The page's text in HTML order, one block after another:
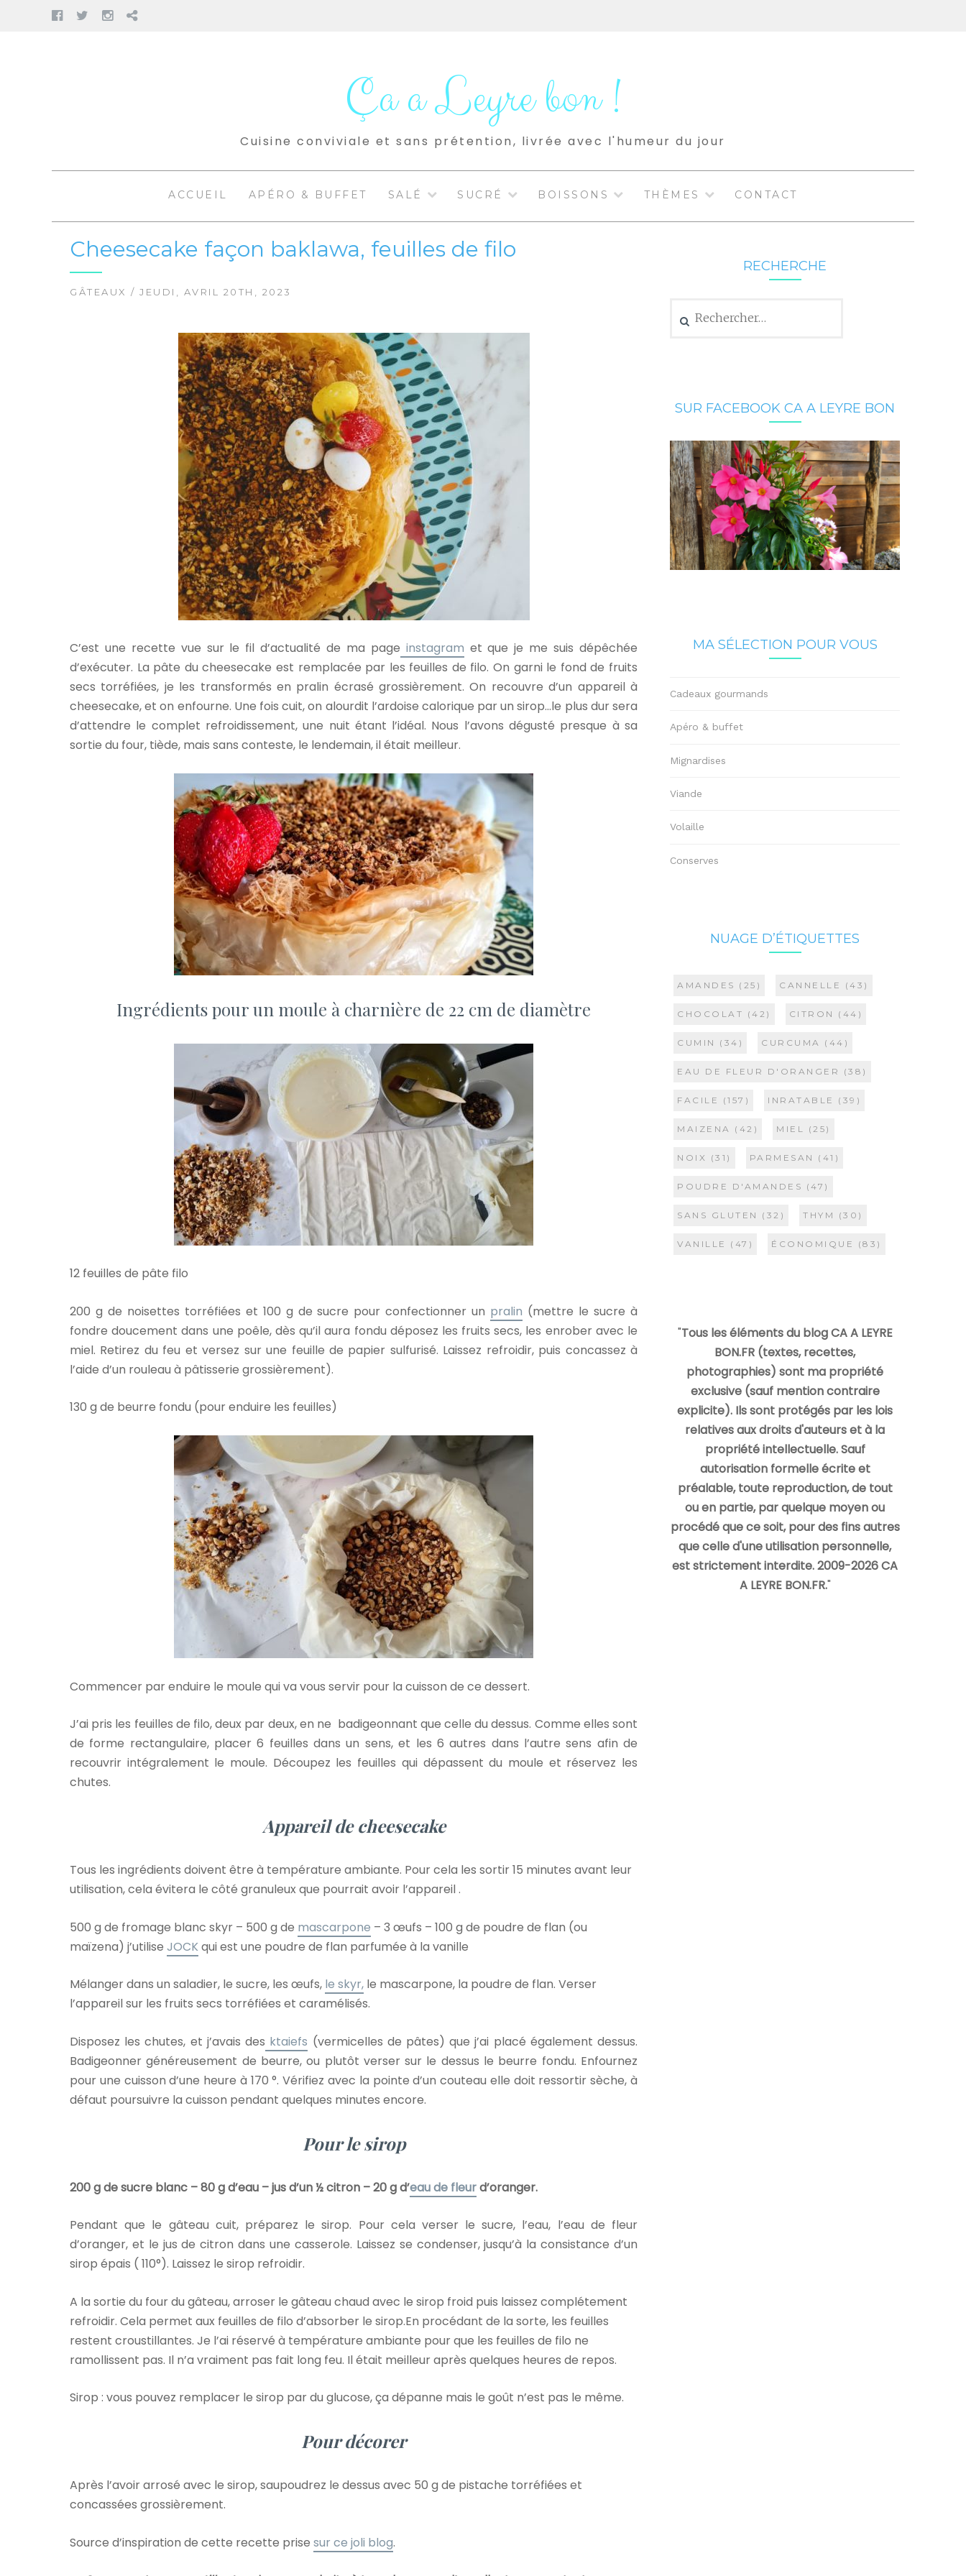
FacebookTwitter
Instagram
Pinterest
Ça a Leyre bon !
Cuisine conviviale et sans prétention, livrée avec l'humeur du jour
ACCUEIL APÉRO & BUFFET SALÉ SUCRÉ BOISSONS THÈMES CONTACT
Cheesecake façon baklawa, feuilles de filo
GÂTEAUX / JEUDI, AVRIL 20TH, 2023
C’est une recette vue sur le fil d’actualité de ma page instagram et que je me suis dépêchée
d’exécuter. La pâte du cheesecake est remplacée par les feuilles de filo. On garni le fond de fruits
secs torréfiées, je les transformés en pralin écrasé grossièrement. On recouvre d’un appareil à
cheesecake, et on enfourne. Une fois cuit, on alourdit l’ardoise calorique par un sirop…le plus dur sera
d’attendre le complet refroidissement, une nuit étant l’idéal. Nous l’avons dégusté presque à sa
sortie du four, tiède, mais sans conteste, le lendemain, il était meilleur.
Ingrédients pour un moule à charnière de 22 cm de diamètre
12 feuilles de pâte filo
200 g de noisettes torréfiées et 100 g de sucre pour confectionner un pralin (mettre le sucre à
fondre doucement dans une poêle, dès qu’il aura fondu déposez les fruits secs, les enrober avec le
miel. Retirez du feu et versez sur une feuille de papier sulfurisé. Laissez refroidir, puis concassez à
l’aide d’un rouleau à pâtisserie grossièrement).
130 g de beurre fondu (pour enduire les feuilles)
Commencer par enduire le moule qui va vous servir pour la cuisson de ce dessert.
J’ai pris les feuilles de filo, deux par deux, en ne badigeonnant que celle du dessus. Comme elles sont
de forme rectangulaire, placer 6 feuilles dans un sens, et les 6 autres dans l’autre sens afin de
recouvrir intégralement le moule. Découpez les feuilles qui dépassent du moule et réservez les
chutes.
Appareil de cheesecake
Tous les ingrédients doivent être à température ambiante. Pour cela les sortir 15 minutes avant leur
utilisation, cela évitera le côté granuleux que pourrait avoir l’appareil .
500 g de fromage blanc skyr – 500 g de mascarpone – 3 œufs – 100 g de poudre de flan (ou
maïzena) j’utilise JOCKqui est une poudre de flan parfumée à la vanille
Mélanger dans un saladier, le sucre, les œufs, le skyr, le mascarpone, la poudre de flan. Verser
l’appareil sur les fruits secs torréfiées et caramélisés.
Disposez les chutes, et j’avais des ktaiefs (vermicelles de pâtes) que j’ai placé également dessus.
Badigeonner généreusement de beurre, ou plutôt verser sur le dessus le beurre fondu. Enfournez
pour une cuisson d’une heure à 170 °. Vérifiez avec la pointe d’un couteau elle doit ressortir sèche, à
défaut poursuivre la cuisson pendant quelques minutes encore.
Pour le sirop
200 g de sucre blanc – 80 g d’eau – jus d’un ½ citron – 20 g d’eau de fleurd’oranger.
Pendant que le gâteau cuit, préparez le sirop. Pour cela verser le sucre, l’eau, l’eau de fleur
d’oranger, et le jus de citron dans une casserole. Laissez se condenser, jusqu’à la consistance d’un
sirop épais ( 110°). Laissez le sirop refroidir.
A la sortie du four du gâteau, arroser le gâteau chaud avec le sirop froid puis laissez complétement
refroidir. Cela permet aux feuilles de filo d’absorber le sirop.En procédant de la sorte, les feuilles
restent croustillantes. Je l’ai réservé à température ambiante pour que les feuilles de filo ne
ramollissent pas. Il n’a vraiment pas fait long feu. Il était meilleur après quelques heures de repos.
Sirop : vous pouvez remplacer le sirop par du glucose, ça dépanne mais le goût n’est pas le même.
Pour décorer
Après l’avoir arrosé avec le sirop, saupoudrez le dessus avec 50 g de pistache torréfiées et
concassées grossièrement.
Source d’inspiration de cette recette prise sur ce joli blog.
RECHERCHE
SUR FACEBOOK CA A LEYRE BON
MA SÉLECTION POUR VOUS
Cadeaux gourmands
Apéro & buffet
Mignardises
Viande
Volaille
Conserves
NUAGE D’ÉTIQUETTES
AMANDES (25) CANNELLE (43)
CHOCOLAT (42) CITRON (44)
CUMIN (34) CURCUMA (44)
EAU DE FLEUR D'ORANGER (38)
FACILE (157) INRATABLE (39)
MAIZENA (42) MIEL (25)
NOIX (31) PARMESAN (41)
POUDRE D'AMANDES (47)
SANS GLUTEN (32) THYM (30)
VANILLE (47) ÉCONOMIQUE (83)
"Tous les éléments du blog CA A LEYRE
BON.FR (textes, recettes,
photographies) sont ma propriété
exclusive (sauf mention contraire
explicite). Ils sont protégés par les lois
relatives aux droits d'auteurs et à la
propriété intellectuelle. Sauf
autorisation formelle écrite et
préalable, toute reproduction, de tout
ou en partie, par quelque moyen ou
procédé que ce soit, pour des fins autres
que celle d'une utilisation personnelle,
est strictement interdite. 2009-2026 CA
A LEYRE BON.FR."